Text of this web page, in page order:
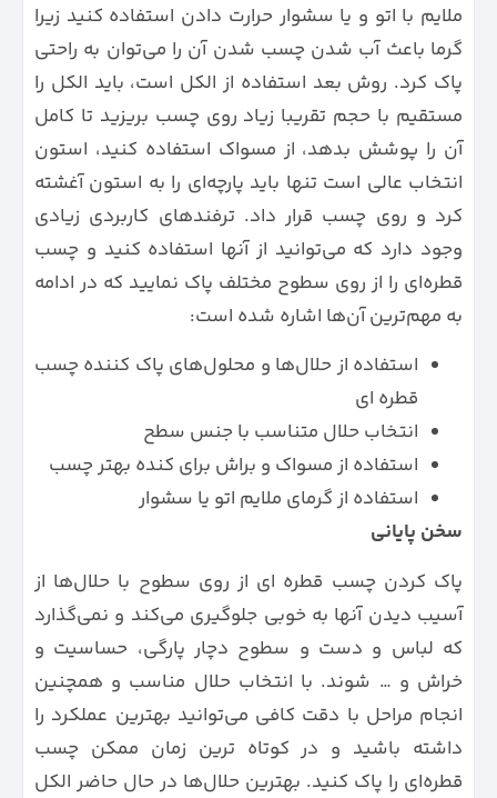
ملایم با اتو و یا سشوار حرارت دادن استفاده کنید زیرا
گرما باعث آب شدن چسب شدن آن را می‌توان به راحتی
پاک کرد. روش بعد استفاده از الکل است، باید الکل را
مستقیم با حجم تقریبا زیاد روی چسب بریزید تا کامل
آن را پوشش بدهد، از مسواک استفاده کنید، استون
انتخاب عالی است تنها باید پارچه‌ای را به استون آغشته
کرد و روی چسب قرار داد. ترفندهای کاربردی زیادی
وجود دارد که می‌توانید از آنها استفاده کنید و چسب
قطره‌ای را از روی سطوح مختلف پاک نمایید که در ادامه
به مهم‌ترین آن‌ها اشاره شده است:
استفاده از حلال‌ها و محلول‌های پاک کننده چسب
قطره ای
انتخاب حلال متناسب با جنس سطح
استفاده از مسواک و براش برای کنده بهتر چسب
استفاده از گرمای ملایم اتو یا سشوار
سخن پایانی
پاک کردن چسب قطره‌ ای از روی سطوح با حلال‌ها از
آسیب دیدن آنها به خوبی جلوگیری می‌کند و نمی‌گذارد
که لباس و دست و سطوح دچار پارگی، حساسیت و
خراش و … شوند. با انتخاب حلال مناسب و همچنین
انجام مراحل با دقت کافی می‌توانید بهترین عملکرد را
داشته باشید و در کوتاه ترین زمان ممکن چسب
قطره‌ای را پاک کنید. بهترین حلال‌ها در حال حاضر الکل